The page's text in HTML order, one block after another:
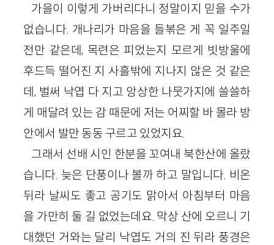
가을이 이렇게 가버리다니 정말이지 믿을 수가
없습니다. 개나리가 마음을 들볶은 게 꼭 일주일
전만 같은데, 목련은 피었는지 모르게 빗방울에
후드득 떨어진 지 사흘밖에 지나지 않은 것 같은
데, 벌써 낙엽 다 지고 앙상한 나뭇가지에 쓸쓸하
게 매달려 있는 감 때문에 저는 어찌할 바 몰라 방
안에서 발만 동동 구르고 있었지요.
그래서 선배 시인 한분을 꼬여내 북한산에 올랐
습니다. 늦은 단풍이나 볼까 하고 말입니다. 비온
뒤라 날씨도 좋고 공기도 맑아서 아침부터 마음
을 가만히 둘 길 없었는데요. 막상 산에 오르니 기
대했던 거와는 달리 낙엽도 거의 진 뒤라 풍경은